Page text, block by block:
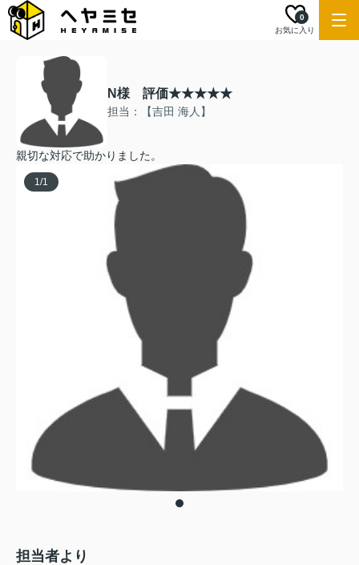
お気に入り
0
N様 評価★★★★★
担当：【吉田 海人】
親切な対応で助かりました。
1/1
担当者より